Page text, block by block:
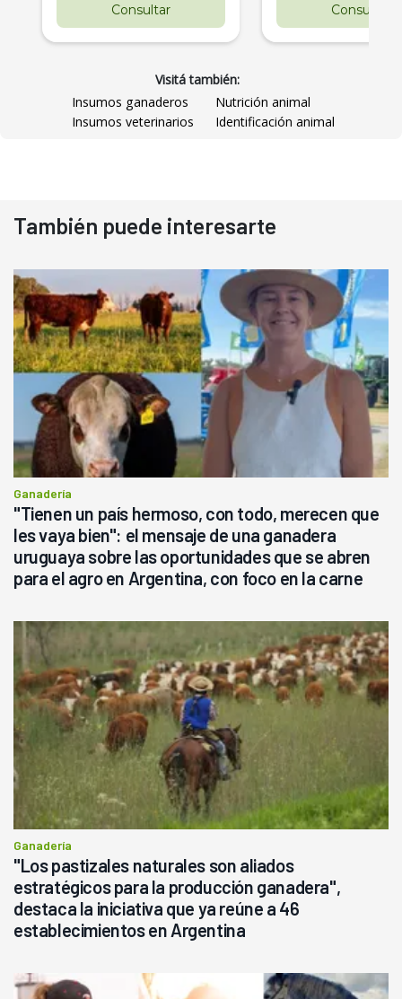
Consultar Consultar
Visitá también:
Insumos ganaderos
Nutrición animal
Insumos veterinarios
Identificación animal
También puede interesarte
Ganadería
"Tienen un país hermoso, con todo, merecen que
les vaya bien": el mensaje de una ganadera
uruguaya sobre las oportunidades que se abren
para el agro en Argentina, con foco en la carne
Ganadería
"Los pastizales naturales son aliados
estratégicos para la producción ganadera",
destaca la iniciativa que ya reúne a 46
establecimientos en Argentina